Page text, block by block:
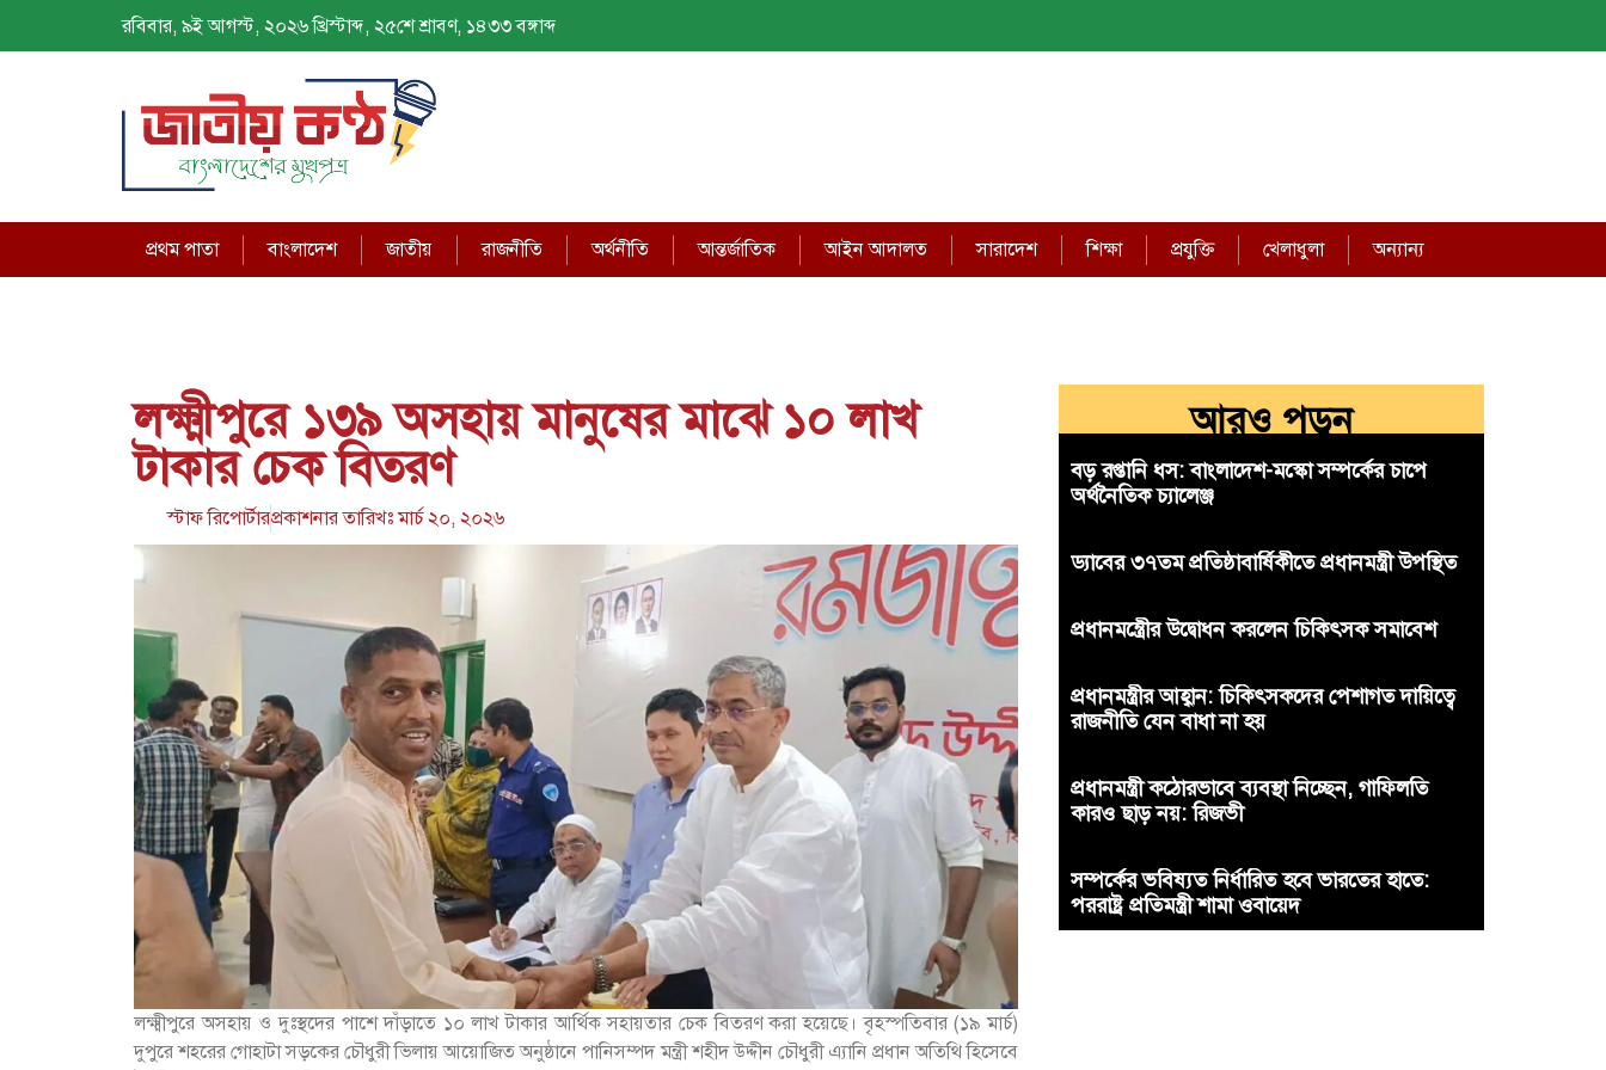
রবিবার, ৯ই আগস্ট, ২০২৬ খ্রিস্টাব্দ, ২৫শে শ্রাবণ, ১৪৩৩ বঙ্গাব্দ
প্রথম পাতা বাংলাদেশ জাতীয় রাজনীতি অর্থনীতি আন্তর্জাতিক আইন আদালত সারাদেশ শিক্ষা প্রযুক্তি খেলাধুলা অন্যান্য
লক্ষ্মীপুরে ১৩৯ অসহায় মানুষের মাঝে ১০ লাখ
টাকার চেক বিতরণ
স্টাফ রিপোর্টারপ্রকাশনার তারিখঃমার্চ ২০, ২০২৬
লক্ষ্মীপুরে অসহায় ও দুঃস্থদের পাশে দাঁড়াতে ১০ লাখ টাকার আর্থিক সহায়তার চেক বিতরণ করা হয়েছে। বৃহস্পতিবার (১৯ মার্চ)
দুপুরে শহরের গোহাটা সড়কের চৌধুরী ভিলায় আয়োজিত অনুষ্ঠানে পানিসম্পদ মন্ত্রী শহীদ উদ্দীন চৌধুরী এ্যানি প্রধান অতিথি হিসেবে
আরও পড়ুন
বড় রপ্তানি ধস: বাংলাদেশ-মস্কো সম্পর্কের চাপে
অর্থনৈতিক চ্যালেঞ্জ
ড্যাবের ৩৭তম প্রতিষ্ঠাবার্ষিকীতে প্রধানমন্ত্রী উপস্থিত
প্রধানমন্ত্রীের উদ্বোধন করলেন চিকিৎসক সমাবেশ
প্রধানমন্ত্রীর আহ্বান: চিকিৎসকদের পেশাগত দায়িত্বে
রাজনীতি যেন বাধা না হয়
প্রধানমন্ত্রী কঠোরভাবে ব্যবস্থা নিচ্ছেন, গাফিলতি
কারও ছাড় নয়: রিজভী
সম্পর্কের ভবিষ্যত নির্ধারিত হবে ভারতের হাতে:
পররাষ্ট্র প্রতিমন্ত্রী শামা ওবায়েদ